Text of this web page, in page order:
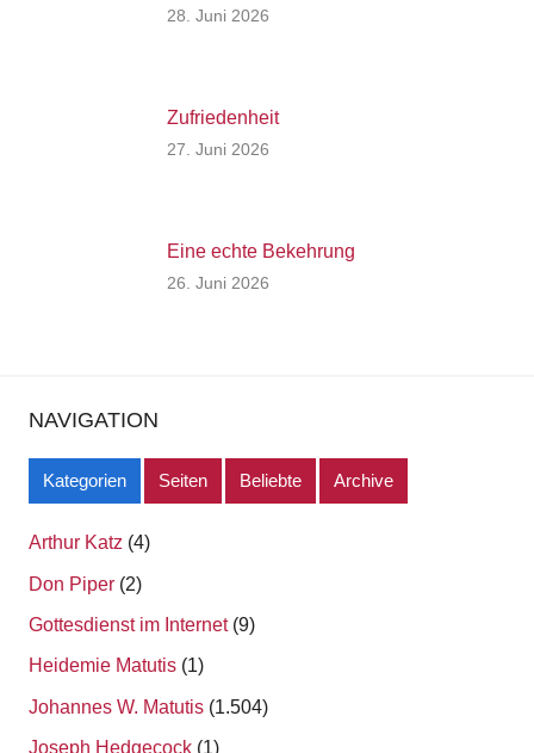
27. Juni 2026
Eine echte Bekehrung
26. Juni 2026
Arthur Katz(4)
Don Piper(2)
Gottesdienst im Internet
Heidemie Matutis
Johannes W. Matutis
Joseph Hedgecock(1)
Lehre(1)
Mitschrift(16)
Predigt (1.515)